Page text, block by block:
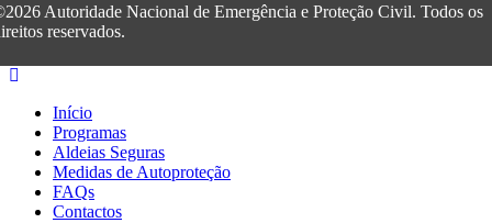
Autoridade Nacional de Emergência e Proteção Civil. Todos os
reservados.
Início
Programas
Aldeias Seguras
Medidas de Autoproteção
FAQs
Contactos